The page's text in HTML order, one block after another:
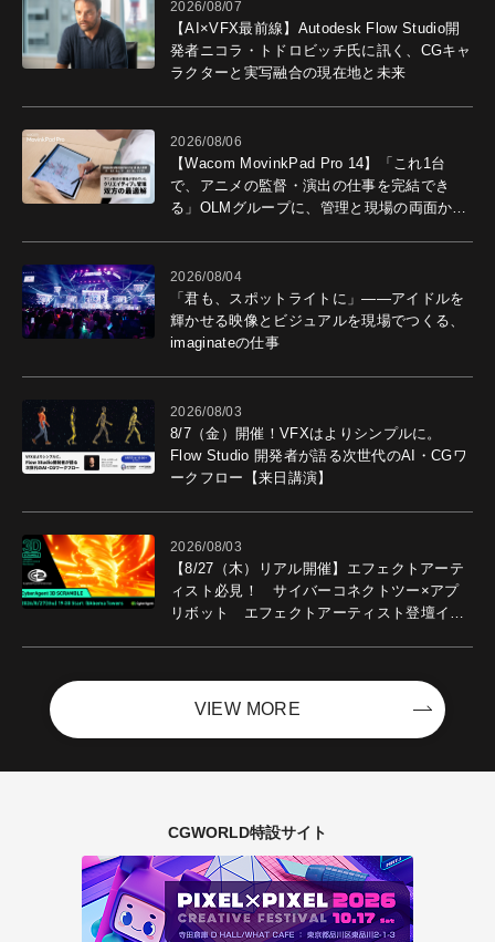
2026/08/07
【AI×VFX最前線】Autodesk Flow Studio開
発者ニコラ・トドロビッチ氏に訊く、CGキャ
ラクターと実写融合の現在地と未来
2026/08/06
【Wacom MovinkPad Pro 14】「これ1台
で、アニメの監督・演出の仕事を完結でき
る」OLMグループに、管理と現場の両面から
2026/08/04
「君も、スポットライトに」――アイドルを
輝かせる映像とビジュアルを現場でつくる、
imaginateの仕事
2026/08/03
8/7（金）開催！VFXはよりシンプルに。
Flow Studio 開発者が語る次世代のAI・CGワ
ークフロー【来日講演】
2026/08/03
【8/27（木）リアル開催】エフェクトアーテ
ィスト必見！ サイバーコネクトツー×アプ
リボット エフェクトアーティスト登壇イベ
VIEW MORE
CGWORLD特設サイト